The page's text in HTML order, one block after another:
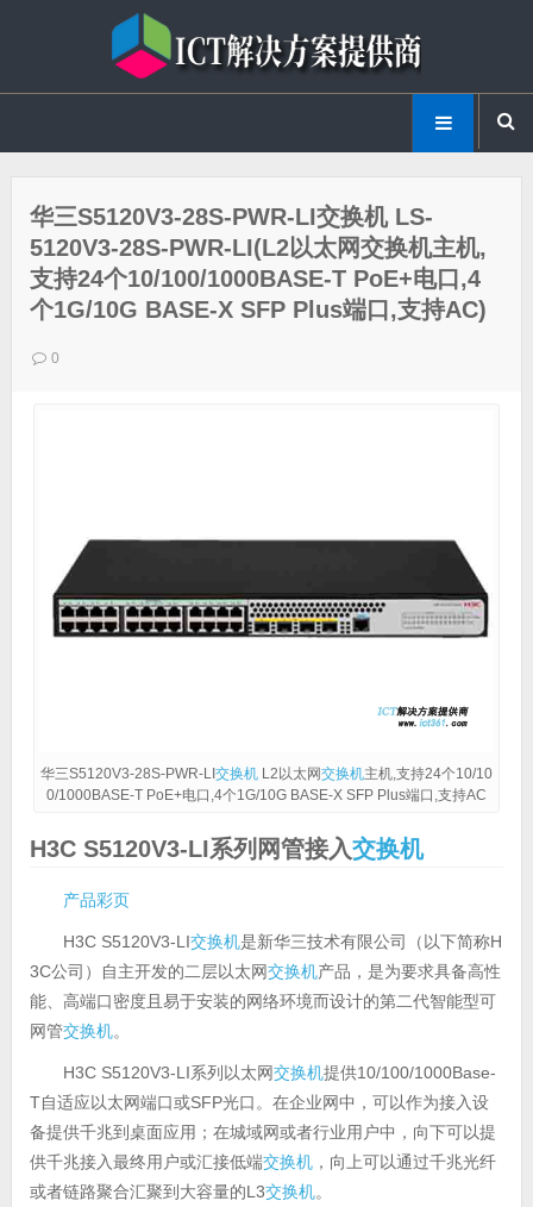
华三S5120V3-28S-PWR-LI交换机 LS-
5120V3-28S-PWR-LI(L2以太网交换机主机,
支持24个10/100/1000BASE-T PoE+电口,4
个1G/10G BASE-X SFP Plus端口,支持AC)
0
华三S5120V3-28S-PWR-LI交换机L2以太网交换机主机,支持24个10/10
0/1000BASE-T PoE+电口,4个1G/10G BASE-X SFP Plus端口,支持AC
H3C S5120V3-LI系列网管接入交换机
产品彩页
H3C S5120V3-LI交换机是新华三技术有限公司（以下简称H
3C公司）自主开发的二层以太网交换机产品，是为要求具备高性
能、高端口密度且易于安装的网络环境而设计的第二代智能型可
网管交换机。
H3C S5120V3-LI系列以太网交换机提供10/100/1000Base-
T自适应以太网端口或SFP光口。在企业网中，可以作为接入设
备提供千兆到桌面应用；在城域网或者行业用户中，向下可以提
供千兆接入最终用户或汇接低端交换机，向上可以通过千兆光纤
或者链路聚合汇聚到大容量的L3交换机。